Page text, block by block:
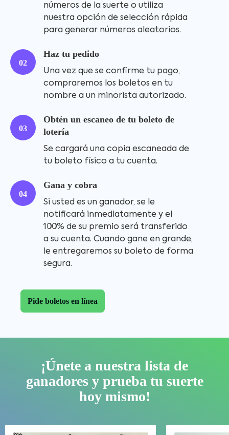
números de la suerte o utiliza
nuestra opción de selección rápida
para generar números aleatorios.
02
Haz tu pedido
Una vez que se confirme tu pago,
compraremos los boletos en tu
nombre a un minorista autorizado.
03
Obtén un escaneo de tu boleto de
lotería
Se cargará una copia escaneada de
tu boleto físico a tu cuenta.
04
Gana y cobra
Si usted es un ganador, se le
notificará inmediatamente y el
100% de su premio será transferido
a su cuenta. Cuando gane en grande,
le entregaremos su boleto de forma
segura.
Pide boletos en línea
¡Únete a nuestra lista de
ganadores y prueba tu suerte
hoy mismo!
Skip